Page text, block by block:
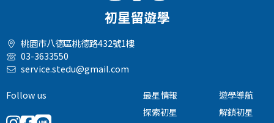
桃園市八德區桃德路432號1樓
03-3633550
service.stedu@gmail.com
Follow us
最星情報
探索初星
遊學導航
解鎖初星